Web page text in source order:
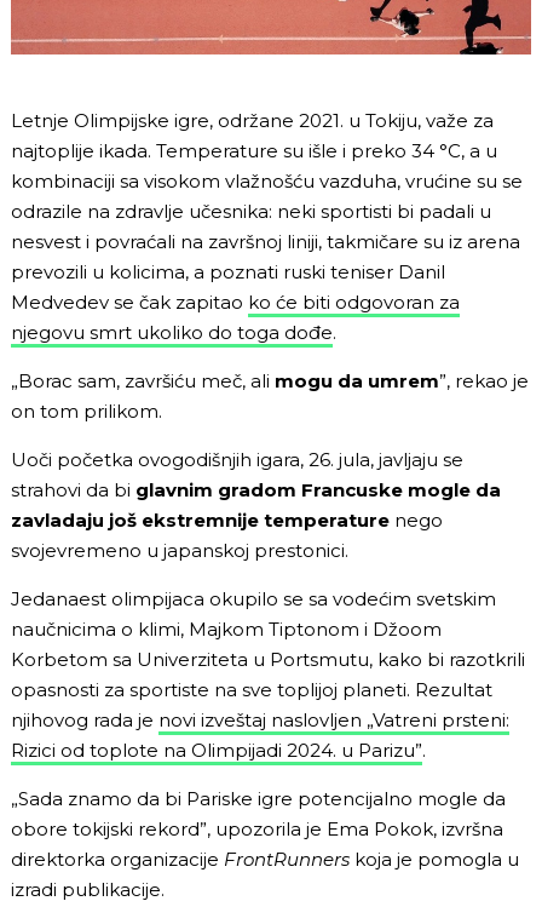
Letnje Olimpijske igre, održane 2021. u Tokiju, važe za
najtoplije ikada. Temperature su išle i preko 34 °C, a u
kombinaciji sa visokom vlažnošću vazduha, vrućine su se
odrazile na zdravlje učesnika: neki sportisti bi padali u
nesvest i povraćali na završnoj liniji, takmičare su iz arena
prevozili u kolicima, a poznati ruski teniser Danil
Medvedev se čak zapitao ko će biti odgovoran za
njegovu smrt ukoliko do toga dođe.
„Borac sam, završiću meč, ali mogu da umrem”, rekao je
on tom prilikom.
Uoči početka ovogodišnjih igara, 26. jula, javljaju se
strahovi da bi glavnim gradom Francuske mogle da
zavladaju još ekstremnije temperature nego
svojevremeno u japanskoj prestonici.
Jedanaest olimpijaca okupilo se sa vodećim svetskim
naučnicima o klimi, Majkom Tiptonom i Džoom
Korbetom sa Univerziteta u Portsmutu, kako bi razotkrili
opasnosti za sportiste na sve toplijoj planeti. Rezultat
njihovog rada je novi izveštaj naslovljen „Vatreni prsteni:
Rizici od toplote na Olimpijadi 2024. u Parizu”.
„Sada znamo da bi Pariske igre potencijalno mogle da
obore tokijski rekord”, upozorila je Ema Pokok, izvršna
direktorka organizacije FrontRunners koja je pomogla u
izradi publikacije.